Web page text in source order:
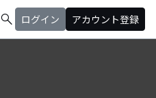
search ログイン アカウント登録